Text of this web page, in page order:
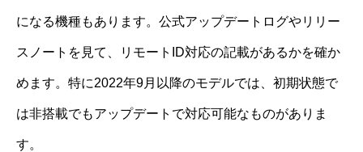
になる機種もあります。公式アップデートログやリリー
スノートを見て、リモートID対応の記載があるかを確か
めます。特に2022年9月以降のモデルでは、初期状態で
は非搭載でもアップデートで対応可能なものがありま
す。